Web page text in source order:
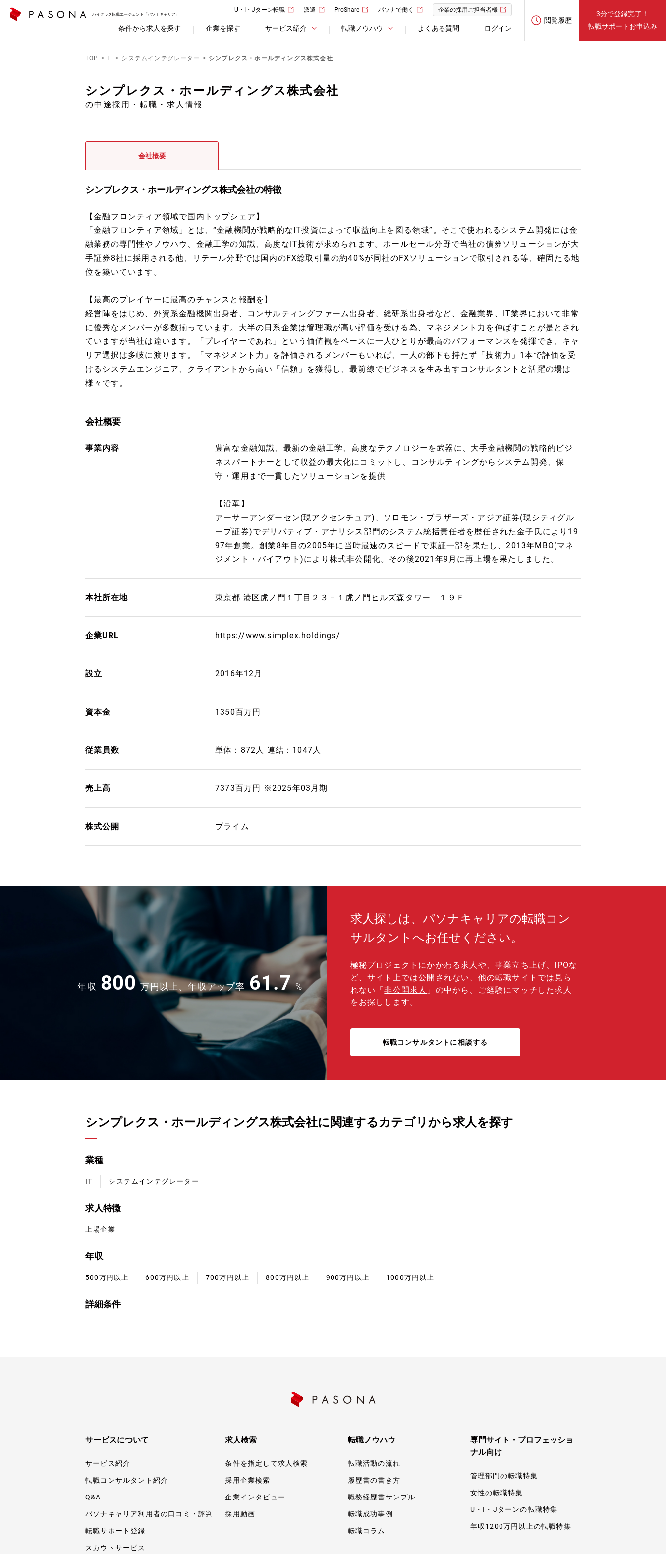
ハイクラス転職エージェント「パソナキャリア」
U・I・Jターン転職 派遣 ProShare パソナで働く 企業の採用ご担当者様
条件から求人を探す 企業を探す サービス紹介 転職ノウハウ よくある質問 ログイン
閲覧履歴
3分で登録完了！
転職サポートお申込み
TOP IT システムインテグレーター シンプレクス・ホールディングス株式会社
シンプレクス・ホールディングス株式会社
の中途採用・転職・求人情報
会社概要
シンプレクス・ホールディングス株式会社の特徴
【金融フロンティア領域で国内トップシェア】
「金融フロンティア領域」とは、“金融機関が戦略的なIT投資によって収益向上を図る領域”。そこで使われるシステム開発には金
融業務の専門性やノウハウ、金融工学の知識、高度なIT技術が求められます。ホールセール分野で当社の債券ソリューションが大
手証券8社に採用される他、リテール分野では国内のFX総取引量の約40%が同社のFXソリューションで取引される等、確固たる地
位を築いています。
【最高のプレイヤーに最高のチャンスと報酬を】
経営陣をはじめ、外資系金融機関出身者、コンサルティングファーム出身者、総研系出身者など、金融業界、IT業界において非常
に優秀なメンバーが多数揃っています。大半の日系企業は管理職が高い評価を受ける為、マネジメント力を伸ばすことが是とされ
ていますが当社は違います。「プレイヤーであれ」という価値観をベースに一人ひとりが最高のパフォーマンスを発揮でき、キャ
リア選択は多岐に渡ります。「マネジメント力」を評価されるメンバーもいれば、一人の部下も持たず「技術力」1本で評価を受
けるシステムエンジニア、クライアントから高い「信頼」を獲得し、最前線でビジネスを生み出すコンサルタントと活躍の場は
様々です。
会社概要
事業内容
豊富な金融知識、最新の金融工学、高度なテクノロジーを武器に、大手金融機関の戦略的ビジ
ネスパートナーとして収益の最大化にコミットし、コンサルティングからシステム開発、保
守・運用まで一貫したソリューションを提供
【沿革】
アーサーアンダーセン(現アクセンチュア)、ソロモン・ブラザーズ・アジア証券(現シティグル
ープ証券)でデリバティブ・アナリシス部門のシステム統括責任者を歴任された金子氏により19
97年創業。創業8年目の2005年に当時最速のスピードで東証一部を果たし、2013年MBO(マネ
ジメント・バイアウト)により株式非公開化。その後2021年9月に再上場を果たしました。
本社所在地 東京都 港区虎ノ門１丁目２３－１虎ノ門ヒルズ森タワー １９Ｆ
企業URL https://www.simplex.holdings/
設立 2016年12月
資本金 1350百万円
従業員数 単体：872人 連結：1047人
売上高 7373百万円 ※2025年03月期
株式公開 プライム
年収 800 万円以上、年収アップ率 61.7 %
求人探しは、パソナキャリアの転職コン
サルタントへお任せください。
極秘プロジェクトにかかわる求人や、事業立ち上げ、IPOな
ど、サイト上では公開されない、他の転職サイトでは見ら
れない「非公開求人 」の中から、ご経験にマッチした求人
をお探しします。
転職コンサルタントに相談する
シンプレクス・ホールディングス株式会社に関連するカテゴリから求人を探す
業種
IT システムインテグレーター
求人特徴
上場企業
年収
500万円以上 600万円以上 700万円以上 800万円以上 900万円以上 1000万円以上
詳細条件
サービスについて
サービス紹介
転職コンサルタント紹介
Q&A
パソナキャリア利用者の口コミ・評判
転職サポート登録
スカウトサービス
求人検索
条件を指定して求人検索
採用企業検索
企業インタビュー
採用動画
転職ノウハウ
転職活動の流れ
履歴書の書き方
職務経歴書サンプル
転職成功事例
転職コラム
専門サイト・プロフェッショ
ナル向け
管理部門の転職特集
女性の転職特集
U・I・Jターンの転職特集
年収1200万円以上の転職特集